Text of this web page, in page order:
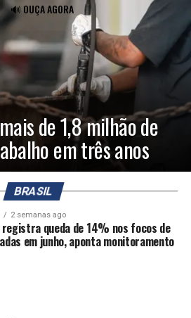
🔊 OUÇA AGORA
de 1,8 milhão de
em três anos
BRASIL
2 semanas ago
queda de 14% nos focos de
em junho, aponta monitoramento